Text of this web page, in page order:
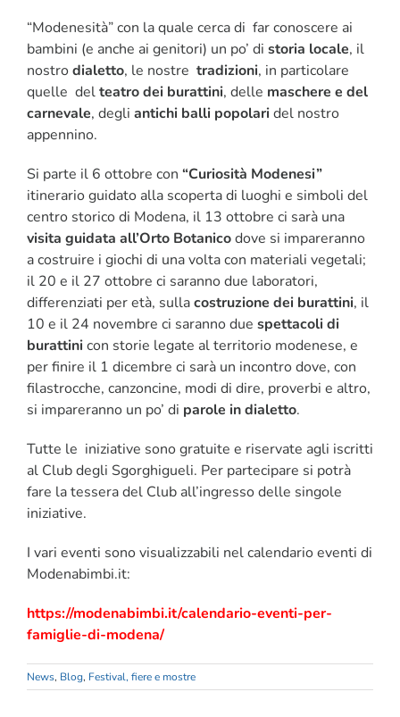
“Modenesità” con la quale cerca di far conoscere ai
bambini (e anche ai genitori) un po’ di storia locale, il
nostrodialetto, le nostre tradizioni, in particolare
quelle delteatro dei burattini, delle maschere e del
carnevale, degli antichi balli popolaridel nostro
appennino.
Si parte il 6 ottobre con “Curiosità Modenesi”
itinerario guidato alla scoperta di luoghi e simboli del
centro storico di Modena, il 13 ottobre ci sarà una
visita guidata all’Orto Botanicodove si impareranno
a costruire i giochi di una volta con materiali vegetali;
il 20 e il 27 ottobre ci saranno due laboratori,
differenziati per età, sullacostruzione dei burattini, il
10 e il 24 novembre ci saranno due spettacoli di
burattinicon storie legate al territorio modenese, e
per finire il 1 dicembre ci sarà un incontro dove, con
filastrocche, canzoncine, modi di dire, proverbi e altro,
si impareranno un po’ di parole in dialetto.
Tutte le iniziative sono gratuite e riservate agli iscritti
al Club degli Sgorghigueli. Per partecipare si potrà
fare la tessera del Club all’ingresso delle singole
iniziative.
I vari eventi sono visualizzabili nel calendario eventi di
Modenabimbi.it:
https://modenabimbi.it/calendario-eventi-per-
famiglie-di-modena/
News, Blog, Festival, fiere e mostre